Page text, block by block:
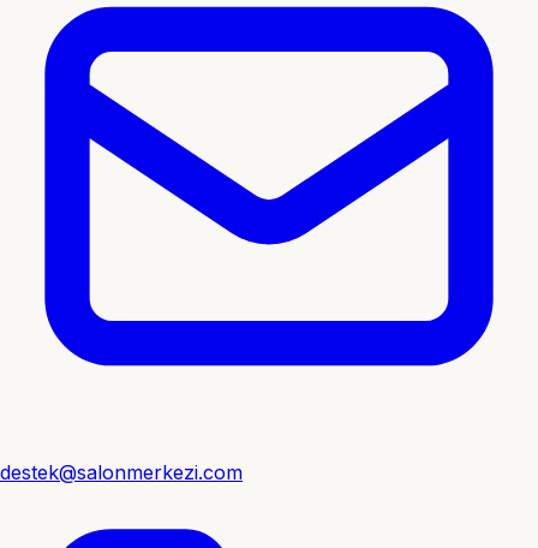
destek@salonmerkezi.com